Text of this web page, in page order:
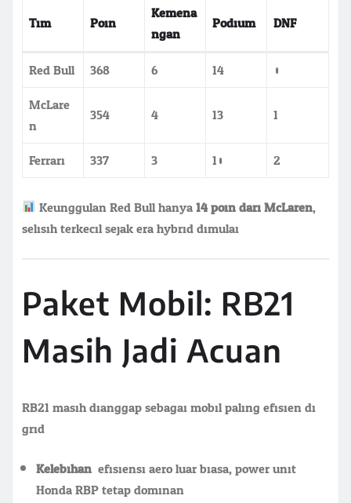
Tim Poin
Kemena
ngan
Podium DNF
Red Bull 368 6 14
0
McLare
n
354 4 13
1
Ferrari
337 3 10 2
Keunggulan Red Bull hanya14 poin dari McLaren,
selisih terkecil sejak era hybrid dimulai.
Paket Mobil: RB21
Masih Jadi Acuan
RB21 masih dianggap sebagai mobil paling efisien di
grid.
Kelebihan: efisiensi aero luar biasa, power unit
Honda RBP tetap dominan